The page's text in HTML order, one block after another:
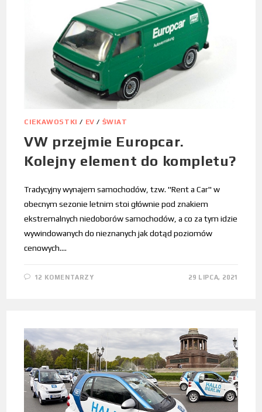
CIEKAWOSTKI / EV / ŚWIAT
VW przejmie Europcar.
Kolejny element do kompletu?
Tradycyjny wynajem samochodów, tzw. "Rent a Car" w
obecnym sezonie letnim stoi głównie pod znakiem
ekstremalnych niedoborów samochodów, a co za tym idzie
wywindowanych do nieznanych jak dotąd poziomów
cenowych.…
12 KOMENTARZY 29 LIPCA, 2021